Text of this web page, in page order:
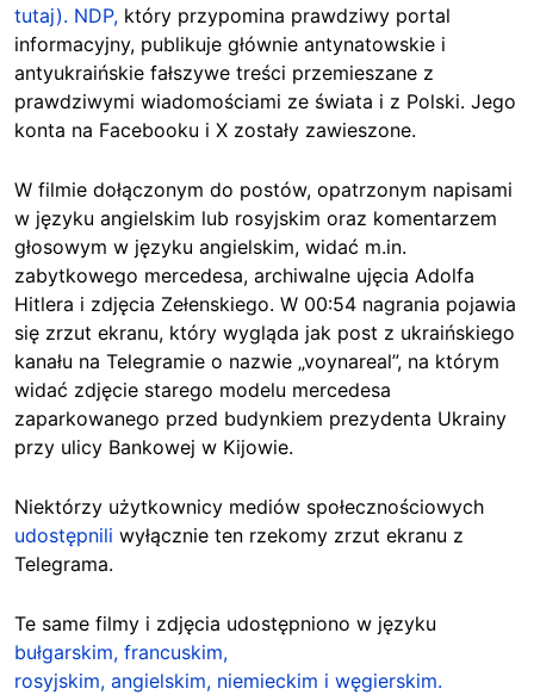
tutaj). NDP, który przypomina prawdziwy portal
informacyjny, publikuje głównie antynatowskie i
antyukraińskie fałszywe treści przemieszane z
prawdziwymi wiadomościami ze świata i z Polski. Jego
konta na Facebooku i X zostały zawieszone.
W filmie dołączonym do postów, opatrzonym napisami
w języku angielskim lub rosyjskim oraz komentarzem
głosowym w języku angielskim, widać m.in.
zabytkowego mercedesa, archiwalne ujęcia Adolfa
Hitlera i zdjęcia Zełenskiego. W 00:54 nagrania pojawia
się zrzut ekranu, który wygląda jak post z ukraińskiego
kanału na Telegramie o nazwie „voynareal”, na którym
widać zdjęcie starego modelu mercedesa
zaparkowanego przed budynkiem prezydenta Ukrainy
przy ulicy Bankowej w Kijowie.
Niektórzy użytkownicy mediów społecznościowych
udostępnili wyłącznie ten rzekomy zrzut ekranu z
Telegrama.
Te same filmy i zdjęcia udostępniono w języku
bułgarskim, francuskim,
rosyjskim, angielskim, niemieckim i węgierskim.